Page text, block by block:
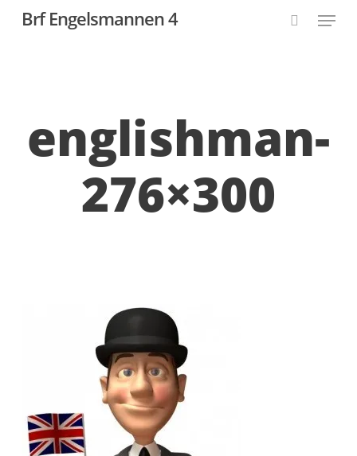
Brf Engelsmannen 4 Menu
englishman-
276×300